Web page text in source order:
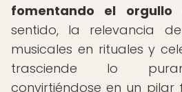
fomentando el orgullo
sentido, la relevancia
musicales en rituales y
trasciende lo
convirtiéndose en un